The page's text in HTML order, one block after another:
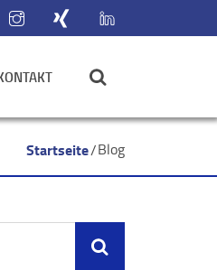
Startseite Blog